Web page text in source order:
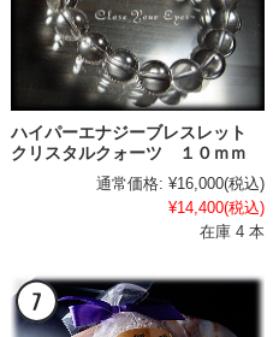
ハイパーエナジーブレスレット
クリスタルクォーツ １０ｍｍ
通常価格: ¥16,000(税込)
¥14,400(税込)
在庫 4 本